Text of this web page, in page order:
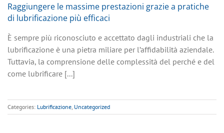
Raggiungere le massime prestazioni grazie a pratiche
di lubrificazione più efficaci
È sempre più riconosciuto e accettato dagli industriali che la
lubrificazione è una pietra miliare per l’affidabilità aziendale.
Tuttavia, la comprensione delle complessità del perché e del
come lubrificare [...]
Categories: Lubrificazione, Uncategorized